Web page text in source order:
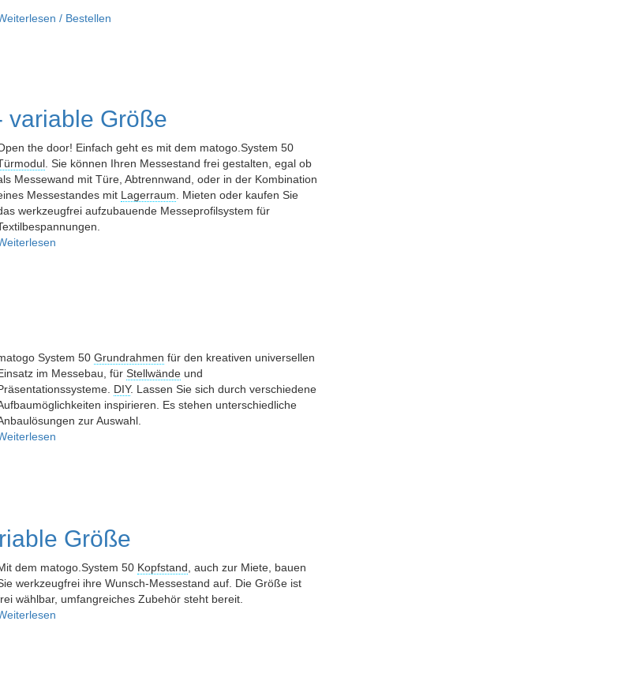
/ Bestellen
variable Größe
the door! Einfach geht es mit dem matogo.System 50
. Sie können Ihren Messestand frei gestalten, egal ob
Messewand mit Türe, Abtrennwand, oder in der Kombination
Messestandes mit Lagerraum . Mieten oder kaufen Sie
werkzeugfrei aufzubauende Messeprofilsystem für
System 50 Grundrahmen für den kreativen universellen
im Messebau, für Stellwändeund
DIY. Lassen Sie sich durch verschiedene
inspirieren. Es stehen unterschiedliche
zur Auswahl.
Größe
dem matogo.System 50 Kopfstand , auch zur Miete, bauen
werkzeugfrei ihre Wunsch-Messestand auf. Die Größe ist
wählbar, umfangreiches Zubehör steht bereit.